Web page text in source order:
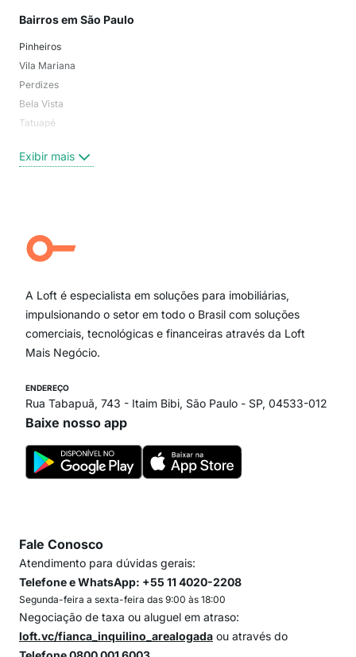
Bairros em São Paulo
Pinheiros
Vila Mariana
Perdizes
Bela Vista
Tatuapé
Centro
Campo Belo
Ipiranga
Paraíso
Itaim Bibi
Exibir mais
A Loft é especialista em soluções para imobiliárias,
impulsionando o setor em todo o Brasil com soluções
comerciais, tecnológicas e financeiras através da Loft
Mais Negócio.
ENDEREÇO
Rua Tabapuã, 743 - Itaim Bibi, São Paulo - SP, 04533-012
Baixe nosso app
Fale Conosco
Atendimento para dúvidas gerais:
Telefone e WhatsApp: +55 11 4020-2208
Segunda-feira a sexta-feira das 9:00 às 18:00
Negociação de taxa ou aluguel em atraso:
loft.vc/fianca_inquilino_arealogada ou através do